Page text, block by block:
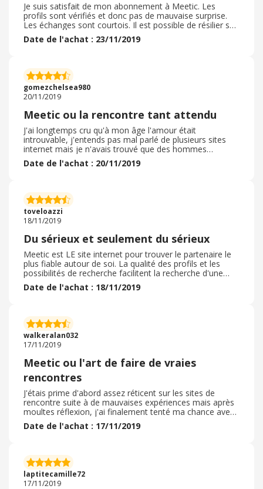
Je suis satisfait de mon abonnement à Meetic. Les
profils sont vérifiés et donc pas de mauvaise surprise.
Les échanges sont courtois. Il est possible de résilier son
abonnement facilement. La facturation est claire.
L'intelligence artificielle fait des propositions bien ciblées.
âge. De nombreux autres critères existent également. Je
recommande vivement ce site de rencontres parmi les
plus connus.
Date de l'achat : 23/11/2019
gomezchelsea980
20/11/2019
Meetic ou la rencontre tant attendu
J'ai longtemps cru qu'à mon âge l'amour était
introuvable, j'entends pas mal parlé de plusieurs sites
internet mais je n'avais trouvé que des hommes
recherchant une rencontre d'un soir et rien de plus puis
après avoir entendu du bien de Meetic, j'ai fait le grand
d'utilisation du site de façon générale mais aussi des
différentes rencontres que j'ai pu faire sur le site, on
peut filtrer très facilement.
Date de l'achat : 20/11/2019
toveloazzi
18/11/2019
Du sérieux et seulement du sérieux
Meetic est LE site internet pour trouver le partenaire le
plus fiable autour de soi. La qualité des profils et les
possibilités de recherche facilitent la recherche d'une
personne compatible. Ce n'est pas le moins cher, mais
je pense que cela en vaut la peine. Si vous voulez du
moi pour trouver des filles intéressantes et pour la
recherche d'un partenaire stable. Clairement je
recommande Meetic.
Date de l'achat : 18/11/2019
walkeralan032
17/11/2019
Meetic ou l'art de faire de vraies
rencontres
J'étais prime d'abord assez réticent sur les sites de
rencontre suite à de mauvaises expériences mais après
moultes réflexion, j'ai finalement tenté ma chance avec
le pass 6 mois. J'ai été agréablement surpris par le site
très clair et facile d'accès, on peut choisir en fonction de
site dans son ensemble est bien plus sérieux et il y a a
possibilité de faire bon nombre d'activités avec d'autres
membres.
Date de l'achat : 17/11/2019
laptitecamille72
17/11/2019